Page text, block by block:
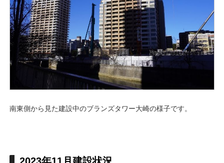
南東側から見た建設中のブランズタワー大崎の様子です。